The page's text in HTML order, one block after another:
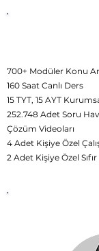
700+ Modüler Konu
160 Saat Canlı Ders
15 TYT, 15 AYT
252.748 Adet Soru
Çözüm Videoları
4 Adet Kişiye Özel
2 Adet Kişiye Özel